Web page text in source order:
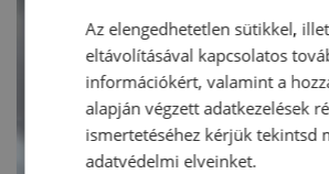
Az elengedhetetlen sütikkel,
eltávolításával kapcsolatos
információkért, valamint a
alapján végzett adatkezelések
ismertetéséhez kérjük tekintsd
adatvédelmi elveinket.